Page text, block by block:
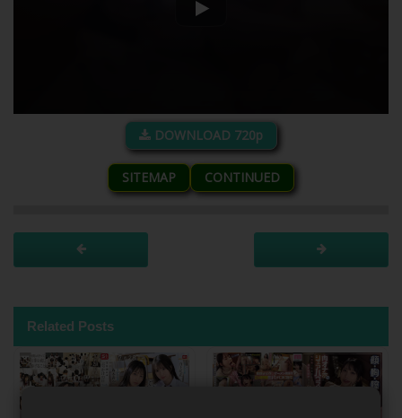
DOWNLOAD 720p
SITEMAP CONTINUED
Related Posts